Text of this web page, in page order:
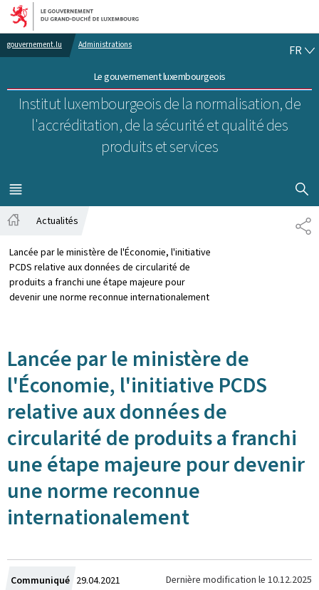
Aller au menu principal
Aller au contenu
gouvernement.lu Administrations
Le gouvernement luxembourgeois
Institut luxembourgeois de la normalisation, de
l'accréditation, de la sécurité et qualité des
produits et services
FR
MENU
PRINCIPAL
Actualités
Lancée par le ministère de l'Économie, l'initiative
PCDS relative aux données de circularité de
produits a franchi une étape majeure pour
devenir une norme reconnue internationalement
Lancée par le ministère de
l'Économie, l'initiative PCDS
relative aux données de
circularité de produits a franchi
une étape majeure pour devenir
une norme reconnue
internationalement
Communiqué Crée
29.04.2021 Dernière modification le 10.12.2025